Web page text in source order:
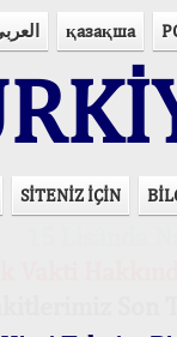
қазақша
SİTENİZ İÇİN